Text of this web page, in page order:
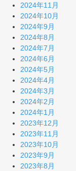
2024年11月
2024年10月
2024年9月
2024年8月
2024年7月
2024年6月
2024年5月
2024年4月
2024年3月
2024年2月
2024年1月
2023年12月
2023年11月
2023年10月
2023年9月
2023年8月